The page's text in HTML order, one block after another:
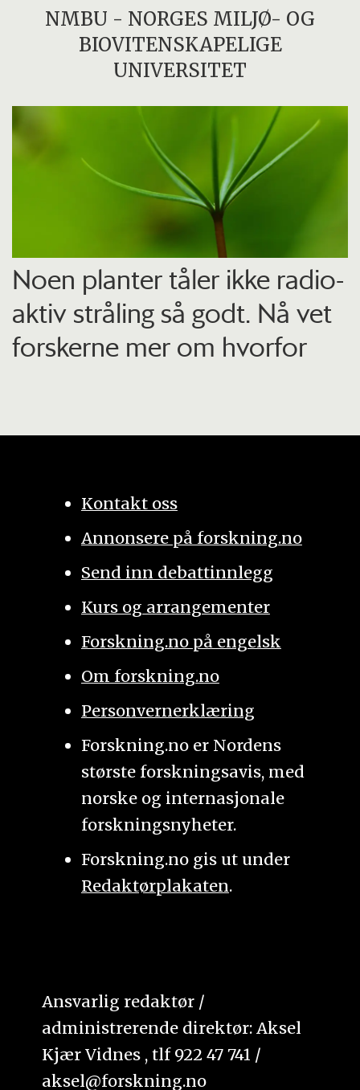
NMBU - NORGES MILJØ- OG
BIOVITENSKAPELIGE
UNIVERSITET
Noen planter tåler ikke radio­
aktiv stråling så godt. Nå vet
forskerne mer om hvorfor
Kontakt oss
Annonsere på forskning.no
Send inn debattinnlegg
Kurs og arrangementer
Forskning.no på engelsk
Om forskning.no
Personvernerklæring
Forskning.no er Nordens
største forskningsavis, med
norske og internasjonale
forskningsnyheter.
Forskning.no gis ut under
Redaktørplakaten.
Ansvarlig redaktør /
administrerende direktør: Aksel
Kjær Vidnes , tlf 922 47 741 /
aksel@forskning.no